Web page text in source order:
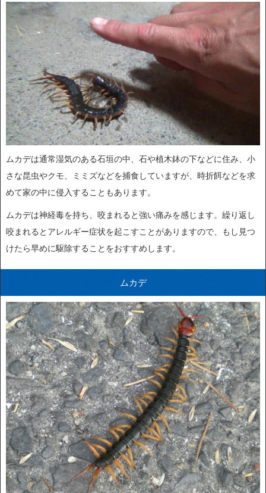
ムカデは通常湿気のある石垣の中、石や植木鉢の下などに住み、小
さな昆虫やクモ、ミミズなどを捕食していますが、時折餌などを求
めて家の中に侵入することもあります。
ムカデは神経毒を持ち、咬まれると強い痛みを感じます。繰り返し
咬まれるとアレルギー症状を起こすことがありますので、もし見つ
けたら早めに駆除することをおすすめします。
ムカデ